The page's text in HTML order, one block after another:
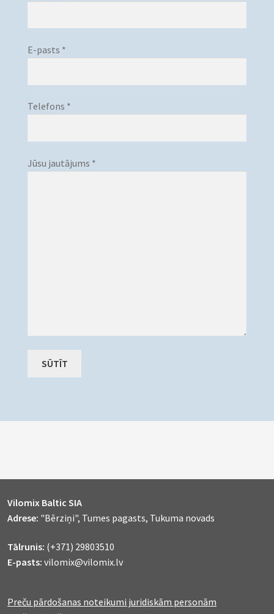
E-pasts *
Telefons *
Jūsu jautājums *
Vilomix Baltic SIA
Adrese: "Bērziņi", Tumes pagasts, Tukuma novads
Tālrunis: (+371) 29803510
E-pasts: vilomix@vilomix.lv
Preču pārdošanas noteikumi juridiskām personām